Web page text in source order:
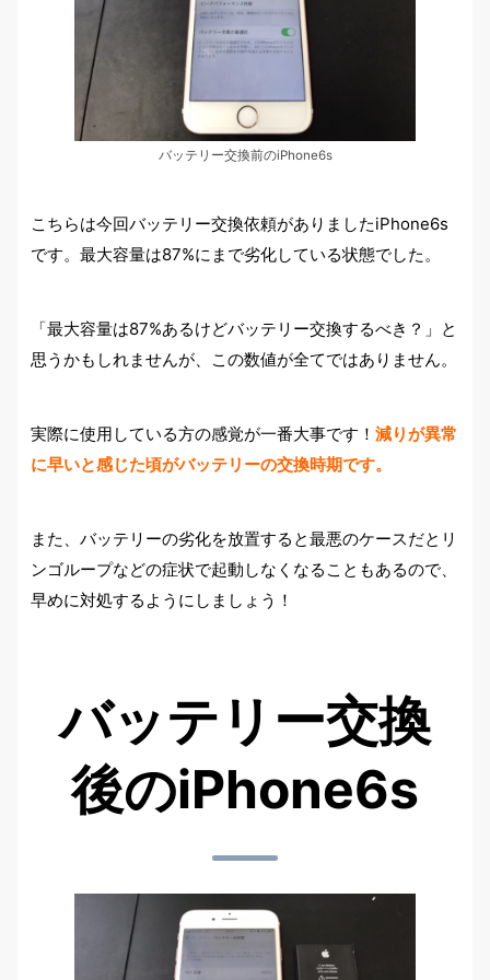
バッテリー交換前のiPhone6s
こちらは今回バッテリー交換依頼がありましたiPhone6s
です。最大容量は87%にまで劣化している状態でした。
「最大容量は87%あるけどバッテリー交換するべき？」と
思うかもしれませんが、この数値が全てではありません。
実際に使用している方の感覚が一番大事です！ 減りが異常
に早いと感じた頃がバッテリーの交換時期です。
また、バッテリーの劣化を放置すると最悪のケースだとリ
ンゴループなどの症状で起動しなくなることもあるので、
早めに対処するようにしましょう！
バッテリー交換
後のiPhone6s